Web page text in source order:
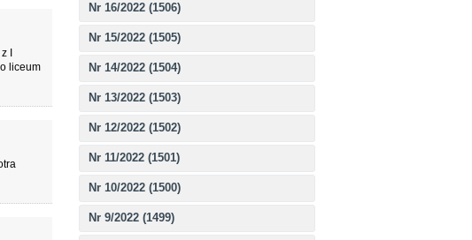
Nr 16/2022 (1506)
Nr 15/2022 (1505)
Nr 14/2022 (1504)
Nr 13/2022 (1503)
Nr 12/2022 (1502)
Nr 11/2022 (1501)
Nr 10/2022 (1500)
Nr 9/2022 (1499)
I
liceum